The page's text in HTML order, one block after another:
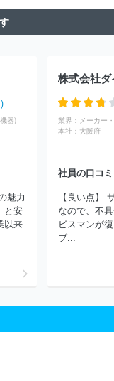
器)
魅力
と安
以来
株式会社
業界： メーカー
本社： 大阪府
社員の口コミ
【良い点】
なので、不
ビスマンが
ブ...